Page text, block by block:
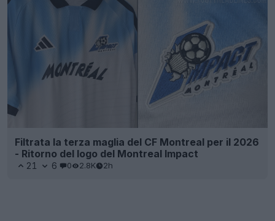
Filtrata la terza maglia del CF Montreal per il 2026
- Ritorno del logo del Montreal Impact
21 6 0 2.8K 2h